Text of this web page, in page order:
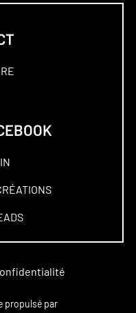
propulsé par